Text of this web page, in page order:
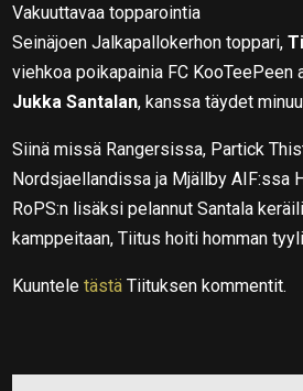
Vakuuttavaa topparointia
Seinäjoen Jalkapallokerhon toppari,
viehkoa poikapainia FC KooTeePeen
Jukka Santalan, kanssa täydet
Siinä missä Rangersissa, Partick
Nordsjaellandissa ja Mjällby AIF:ssa
RoPS:n lisäksi pelannut Santala
kamppeitaan, Tiitus hoiti homman
Kuunteletästä Tiituksen kommentit.